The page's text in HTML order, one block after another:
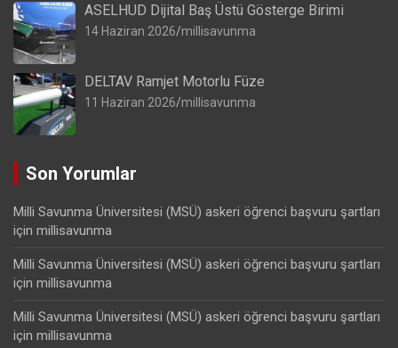
ASELHUD Dijital Baş Üstü Gösterge Birimi
14 Haziran 2026 millisavunma
DELTAV Ramjet Motorlu Füze
11 Haziran 2026 millisavunma
Son Yorumlar
Milli Savunma Üniversitesi (MSÜ) askeri öğrenci başvuru şartları
için millisavunma
Milli Savunma Üniversitesi (MSÜ) askeri öğrenci başvuru şartları
için millisavunma
Milli Savunma Üniversitesi (MSÜ) askeri öğrenci başvuru şartları
için millisavunma